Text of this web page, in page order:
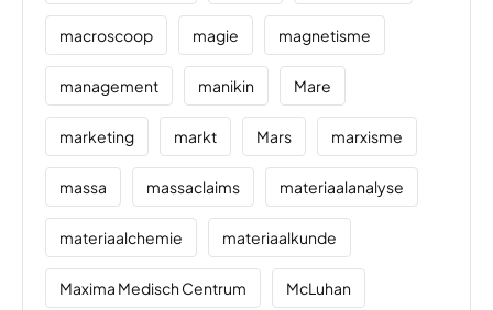
macroscoop magie magnetisme
management manikin Mare
marketing markt Mars marxisme
massa massaclaims materiaalanalyse
materiaalchemie materiaalkunde
Maxima Medisch Centrum McLuhan